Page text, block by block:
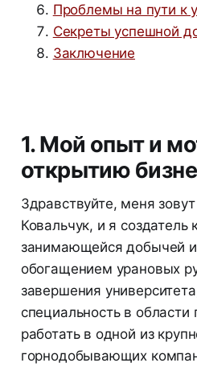
Проблемы на пути к
Секреты успешной
Заключение
1. Мой опыт и
открытию
Здравствуйте, меня
Ковальчук, и я создатель
занимающейся добычей
обогащением урановых
завершения
специальность в области
работать в одной из
горнодобывающих